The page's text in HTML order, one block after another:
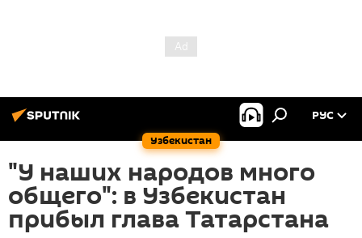
Узбекистан
РУС
"У наших народов много
общего": в Узбекистан
прибыл глава Татарстана